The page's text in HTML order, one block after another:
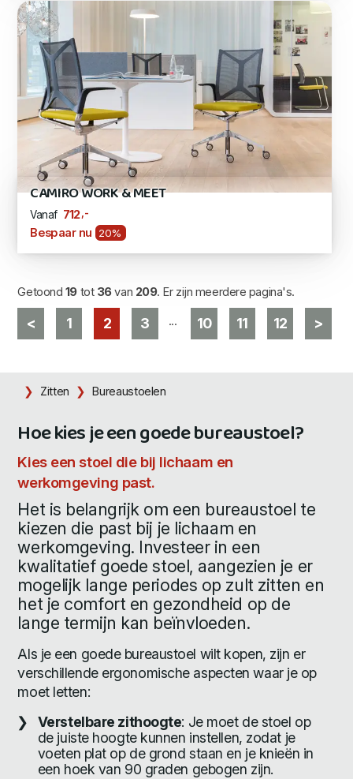
CAMIRO WORK & MEET
Vanaf 712,-
Bespaar nu 20%
Getoond 19tot 36van 209. Er zijn meerdere pagina's.
< 1 2 3 ... 10 11 12 >
Zitten Bureaustoelen
Hoe kies je een goede bureaustoel?
Kies een stoel die bij lichaam en
werkomgeving past.
Het is belangrijk om een bureaustoel te
kiezen die past bij je lichaam en
werkomgeving. Investeer in een
kwalitatief goede stoel, aangezien je er
mogelijk lange periodes op zult zitten en
het je comfort en gezondheid op de
lange termijn kan beïnvloeden.
Als je een goede bureaustoel wilt kopen, zijn er
verschillende ergonomische aspecten waar je op
moet letten:
Verstelbare zithoogte: Je moet de stoel op
de juiste hoogte kunnen instellen, zodat je
voeten plat op de grond staan en je knieën in
een hoek van 90 graden gebogen zijn.